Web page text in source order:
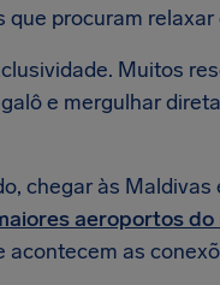
que procuram
Muitos
e mergulhar
chegar às
aeroportos do
acontecem as